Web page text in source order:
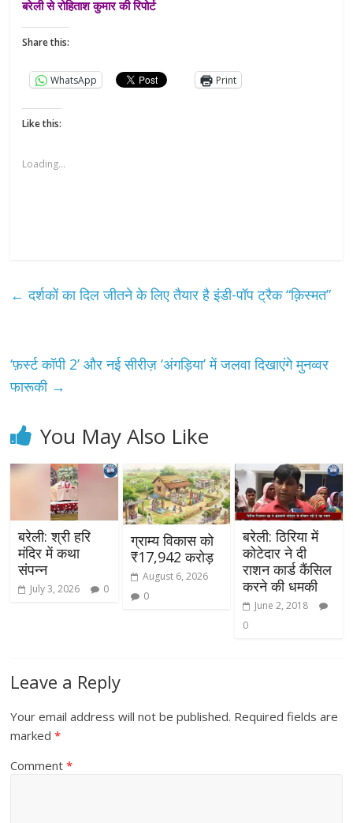
बरेली से रोहिताश कुमार की रिपोर्ट
Share this:
WhatsApp Print
Like this:
Loading...
← दर्शकों का दिल जीतने के लिए तैयार है इंडी-पॉप ट्रैक “क़िस्मत”
‘फ़र्स्ट कॉपी 2’ और नई सीरीज़ ‘अंगड़िया’ में जलवा दिखाएंगे मुनव्वर
फारूकी →
You May Also Like
बरेली: श्री हरि
मंदिर में कथा
संपन्न
July 3, 2026 0
ग्राम्य विकास को
₹17,942 करोड़
August 6, 2026
0
बरेली: ठिरिया में
कोटेदार ने दी
राशन कार्ड कैंसिल
करने की धमकी
June 2, 2018
0
Leave a Reply
Your email address will not be published. Required fields are
marked*
Comment*